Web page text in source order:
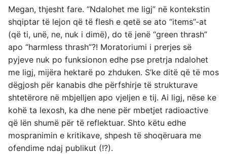
Megan, thjesht fare. “Ndalohet me ligj” në kontekstin
shqiptar të lejon që të flesh e qetë se ato “items”-at
(që ti, unë, ne, nuk i dimë), do të jenë “green thrash”
apo “harmless thrash”?! Moratoriumi i prerjes së
pyjeve nuk po funksionon edhe pse pretrja ndalohet
me ligj, mijëra hektarë po zhduken. S’ke ditë që të mos
dëgjosh për kanabis dhe përfshirje të strukturave
shtetërore në mbjelljen apo vjeljen e tij. Ai ligj, nëse ke
kohë ta lexosh, ka dhe nene për mbetjet radioactive
që lën shumë për të reflektuar. Shto këtu edhe
mospranimin e kritikave, shpesh të shoqëruara me
ofendime ndaj publikut (!?).